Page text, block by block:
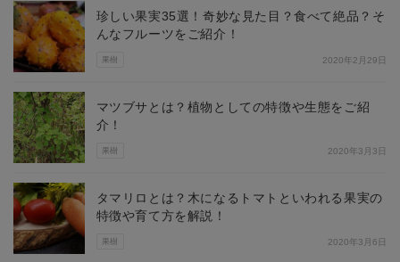
果樹
珍しい果実35選！奇妙な見た目？食べて絶品？そ
んなフルーツをご紹介！
2020年2月29日
果樹
マツブサとは？植物としての特徴や生態をご紹
介！
2020年3月3日
果樹
タマリロとは？木になるトマトといわれる果実の
特徴や育て方を解説！
2020年3月6日